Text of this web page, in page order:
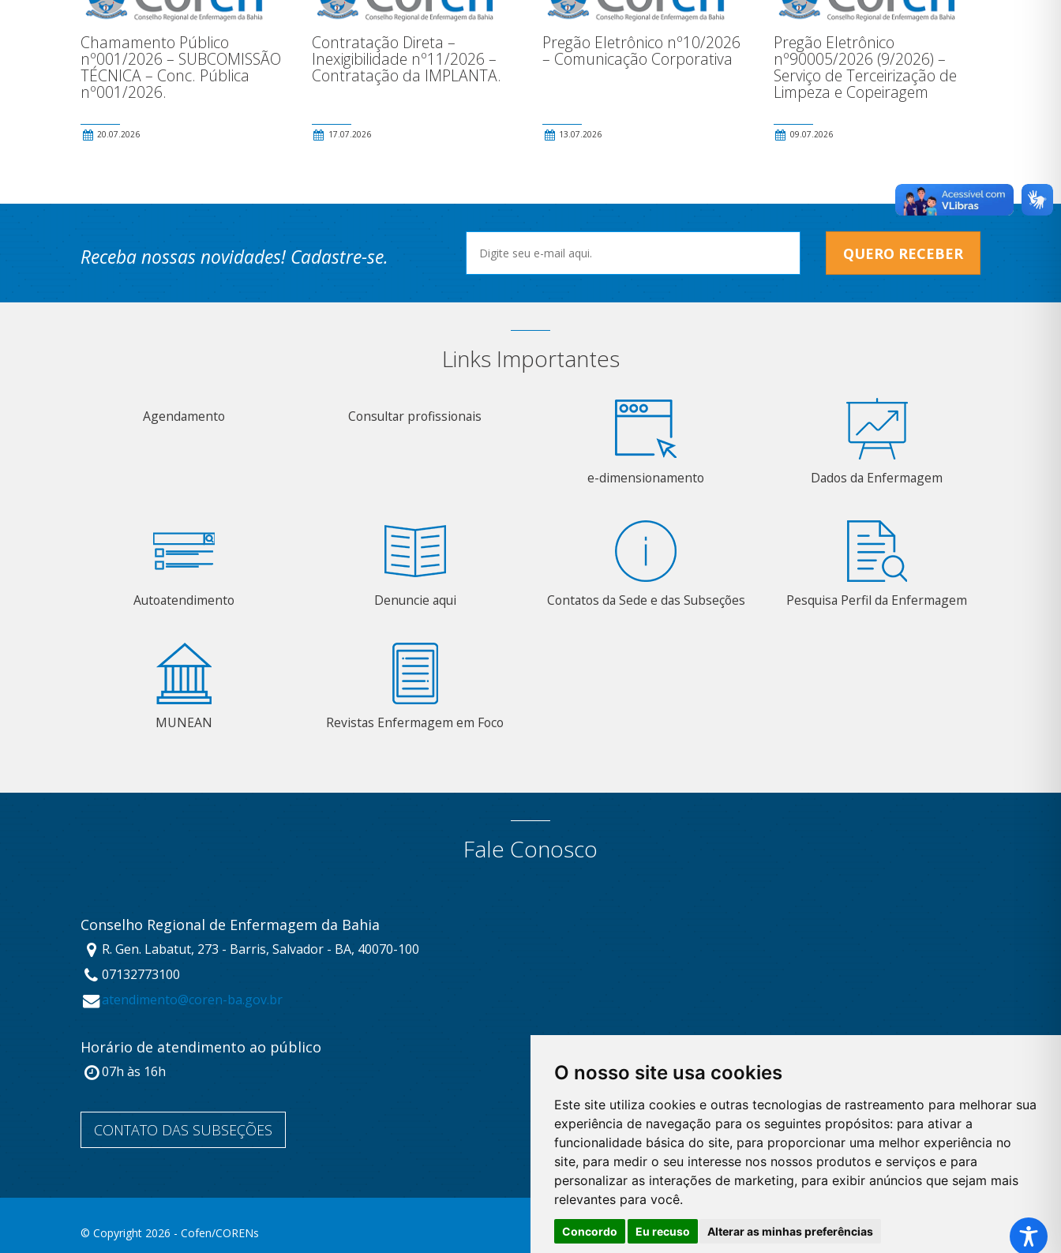
O nosso site usa cookies
Este site utiliza cookies e outras tecnologias de rastreamento para melhorar sua
experiência de navegação para os seguintes propósitos: para ativar a
funcionalidade básica do site, para proporcionar uma melhor experiência no
site, para medir o seu interesse nos nossos produtos e serviços e para
personalizar as interações de marketing, para exibir anúncios que sejam mais
relevantes para você.
Concordo Eu recuso Alterar as minhas preferências
Chamamento Público
nº001/2026 – SUBCOMISSÃO
TÉCNICA – Conc. Pública
nº001/2026.
20.07.2026
Contratação Direta –
Inexigibilidade nº11/2026 –
Contratação da IMPLANTA.
17.07.2026
Pregão Eletrônico nº10/2026
– Comunicação Corporativa
13.07.2026
Pregão Eletrônico
nº90005/2026 (9/2026) –
Serviço de Terceirização de
Limpeza e Copeiragem
09.07.2026
Receba nossas novidades! Cadastre-se. QUERO RECEBER
Links Importantes
Agendamento Consultar profissionais
e-dimensionamento Dados da Enfermagem
Autoatendimento Denuncie aqui Contatos da Sede e das Subseções Pesquisa Perfil da Enfermagem
MUNEAN Revistas Enfermagem em Foco
Fale Conosco
Conselho Regional de Enfermagem da Bahia
R. Gen. Labatut, 273 - Barris, Salvador - BA, 40070-100
07132773100
atendimento@coren-ba.gov.br
Horário de atendimento ao público
07h às 16h
CONTATO DAS SUBSEÇÕES
© Copyright 2026 - Cofen/CORENs